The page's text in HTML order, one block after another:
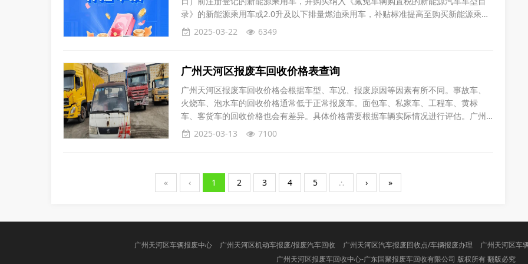
录》的新能源乘用车或2.0升及以下排量燃油乘用车，补贴标准提高至购买新能源乘用
车补2万元、购买2.0升及以下排量燃油乘用车补1.5万元。自《汽车以旧换新补贴实施
细则》印发之日起申请补贴的消费者，按照本通知标准执行补贴。消费者按本通知标
2025-03-22 6349
广州天河区报废车回收价格表查询
广州天河区报废车回收价格会根据车型、车况、报废原因等因素有所不同。事故车、
火烧车、泡水车的回收价格通常低于正常报废车。面包车、私家车、工程车、黄标
车、客货车的回收价格也会有差异。具体价格需要根据车辆实际情况进行评估。广州
天河区汽车报废回收价格根据车型和重量等因素而异。根据公开信息，以下是汽车报
废回收价格表：1. 报废轿车：1800元至2300元/吨。2. 报废重型载货车：1500元至
2025-03-13 7100
« ‹ 1 2 3 4 5 ∴ › »
广州天河区车辆报废中心 广州天河区机动车报废/报废汽车回收 广州天河区汽车报废回收点/车辆报废办理 广州天河区车
广州天河区报废车回收中心-广东国聚报废车回收有限公司 版权所有 翻版必究